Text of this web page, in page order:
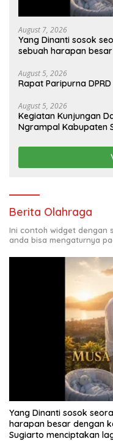
August 7, 2026
Yang Dinanti sosok
sebuah harapan
yang berjudul Musa &
August 5, 2026
Rapat Paripurna DPRD
August 5, 2026
Kegiatan Kunjungan
Ngrampal Kabupaten
Berita Olahraga
Ini contoh widget dengan
anda bisa mengaturnya
Yang Dinanti sosok
harapan besar dengan
Sugiarto menciptakan